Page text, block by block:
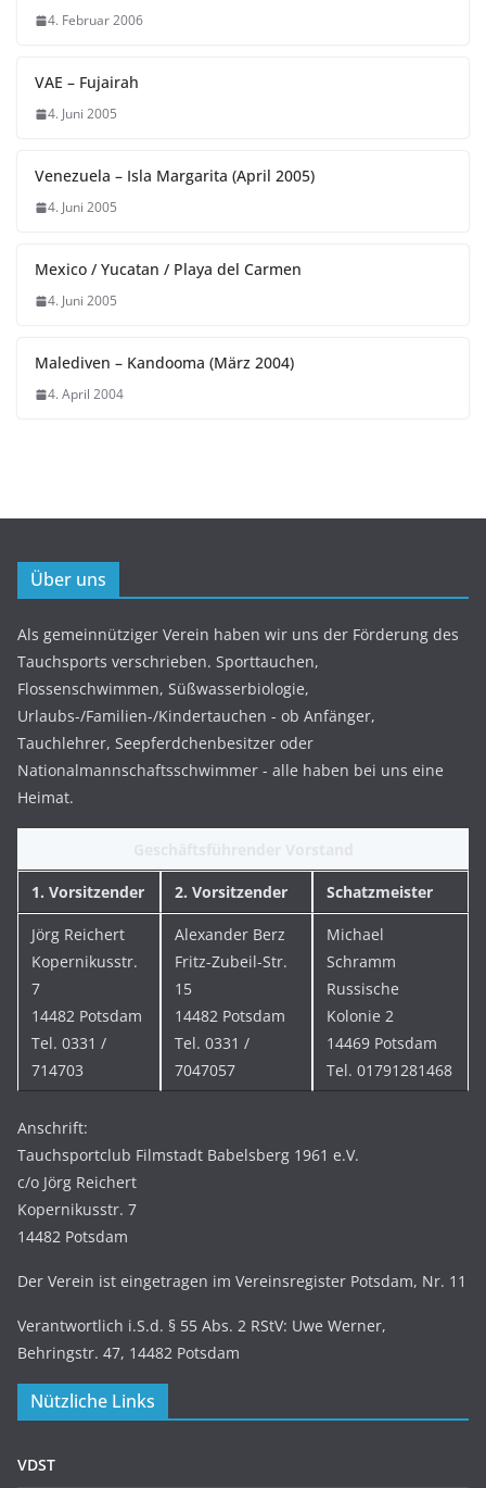
4. Februar 2006
VAE – Fujairah
4. Juni 2005
Venezuela – Isla Margarita (April 2005)
4. Juni 2005
Mexico / Yucatan / Playa del Carmen
4. Juni 2005
Malediven – Kandooma (März 2004)
4. April 2004
Über uns
Als gemeinnütziger Verein haben wir uns der Förderung des
Tauchsports verschrieben. Sporttauchen,
Flossenschwimmen, Süßwasserbiologie,
Urlaubs-/Familien-/Kindertauchen - ob Anfänger,
Tauchlehrer, Seepferdchenbesitzer oder
Nationalmannschaftsschwimmer - alle haben bei uns eine
Heimat.
1. Vorsitzender 2. Vorsitzender Schatzmeister
Jörg Reichert
Kopernikusstr.
7
14482 Potsdam
Tel. 0331 /
714703
Alexander Berz
Fritz-Zubeil-Str.
15
14482 Potsdam
Tel. 0331 /
7047057
Michael
Schramm
Russische
Kolonie 2
14469 Potsdam
Tel. 01791281468
Anschrift:
Tauchsportclub Filmstadt Babelsberg 1961 e.V.
c/o Jörg Reichert
Kopernikusstr. 7
14482 Potsdam
Der Verein ist eingetragen im Vereinsregister Potsdam, Nr. 11
Verantwortlich i.S.d. § 55 Abs. 2 RStV: Uwe Werner,
Behringstr. 47, 14482 Potsdam
Nützliche Links
VDST